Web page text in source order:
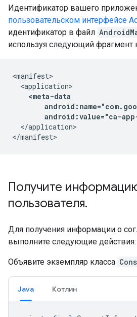
Идентификатор вашего
пользовательском интерфейсе
идентификатор в файл
используя следующий фрагмент
android:value="ca-
</application>
Получите
пользователя.
Для получения информации о
выполните следующие действия:
Объявите экземпляр класса
Java Котлин